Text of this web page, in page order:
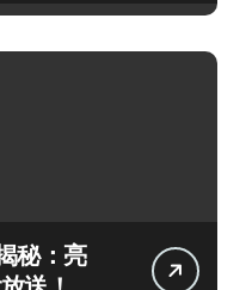
秘：亮